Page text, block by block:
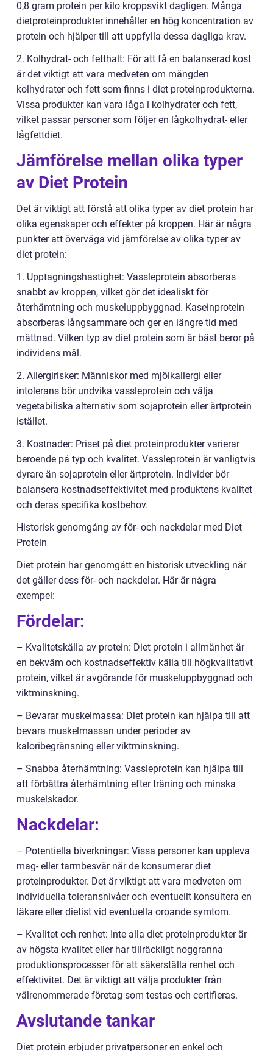
0,8 gram protein per kilo kroppsvikt dagligen. Många
dietproteinprodukter innehåller en hög koncentration av
protein och hjälper till att uppfylla dessa dagliga krav.
2. Kolhydrat- och fetthalt: För att få en balanserad kost
är det viktigt att vara medveten om mängden
kolhydrater och fett som finns i diet proteinprodukterna.
Vissa produkter kan vara låga i kolhydrater och fett,
vilket passar personer som följer en lågkolhydrat- eller
lågfettdiet.
Jämförelse mellan olika typer
av Diet Protein
Det är viktigt att förstå att olika typer av diet protein har
olika egenskaper och effekter på kroppen. Här är några
punkter att överväga vid jämförelse av olika typer av
diet protein:
1. Upptagningshastighet: Vassleprotein absorberas
snabbt av kroppen, vilket gör det idealiskt för
återhämtning och muskeluppbyggnad. Kaseinprotein
absorberas långsammare och ger en längre tid med
mättnad. Vilken typ av diet protein som är bäst beror på
individens mål.
2. Allergirisker: Människor med mjölkallergi eller
intolerans bör undvika vassleprotein och välja
vegetabiliska alternativ som sojaprotein eller ärtprotein
istället.
3. Kostnader: Priset på diet proteinprodukter varierar
beroende på typ och kvalitet. Vassleprotein är vanligtvis
dyrare än sojaprotein eller ärtprotein. Individer bör
balansera kostnadseffektivitet med produktens kvalitet
och deras specifika kostbehov.
Historisk genomgång av för- och nackdelar med Diet
Protein
Diet protein har genomgått en historisk utveckling när
det gäller dess för- och nackdelar. Här är några
exempel:
Fördelar:
– Kvalitetskälla av protein: Diet protein i allmänhet är
en bekväm och kostnadseffektiv källa till högkvalitativt
protein, vilket är avgörande för muskeluppbyggnad och
viktminskning.
– Bevarar muskelmassa: Diet protein kan hjälpa till att
bevara muskelmassan under perioder av
kaloribegränsning eller viktminskning.
– Snabba återhämtning: Vassleprotein kan hjälpa till
att förbättra återhämtning efter träning och minska
muskelskador.
Nackdelar:
– Potentiella biverkningar: Vissa personer kan uppleva
mag- eller tarmbesvär när de konsumerar diet
proteinprodukter. Det är viktigt att vara medveten om
individuella toleransnivåer och eventuellt konsultera en
läkare eller dietist vid eventuella oroande symtom.
– Kvalitet och renhet: Inte alla diet proteinprodukter är
av högsta kvalitet eller har tillräckligt noggranna
produktionsprocesser för att säkerställa renhet och
effektivitet. Det är viktigt att välja produkter från
välrenommerade företag som testas och certifieras.
Avslutande tankar
Diet protein erbjuder privatpersoner en enkel och